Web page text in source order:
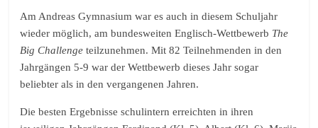
Am Andreas Gymnasium war es auch in diesem Schuljahr
wieder möglich, am bundesweiten Englisch-Wettbewerb The
Big Challenge teilzunehmen. Mit 82 Teilnehmenden in den
Jahrgängen 5-9 war der Wettbewerb dieses Jahr sogar
beliebter als in den vergangenen Jahren.
Die besten Ergebnisse schulintern erreichten in ihren